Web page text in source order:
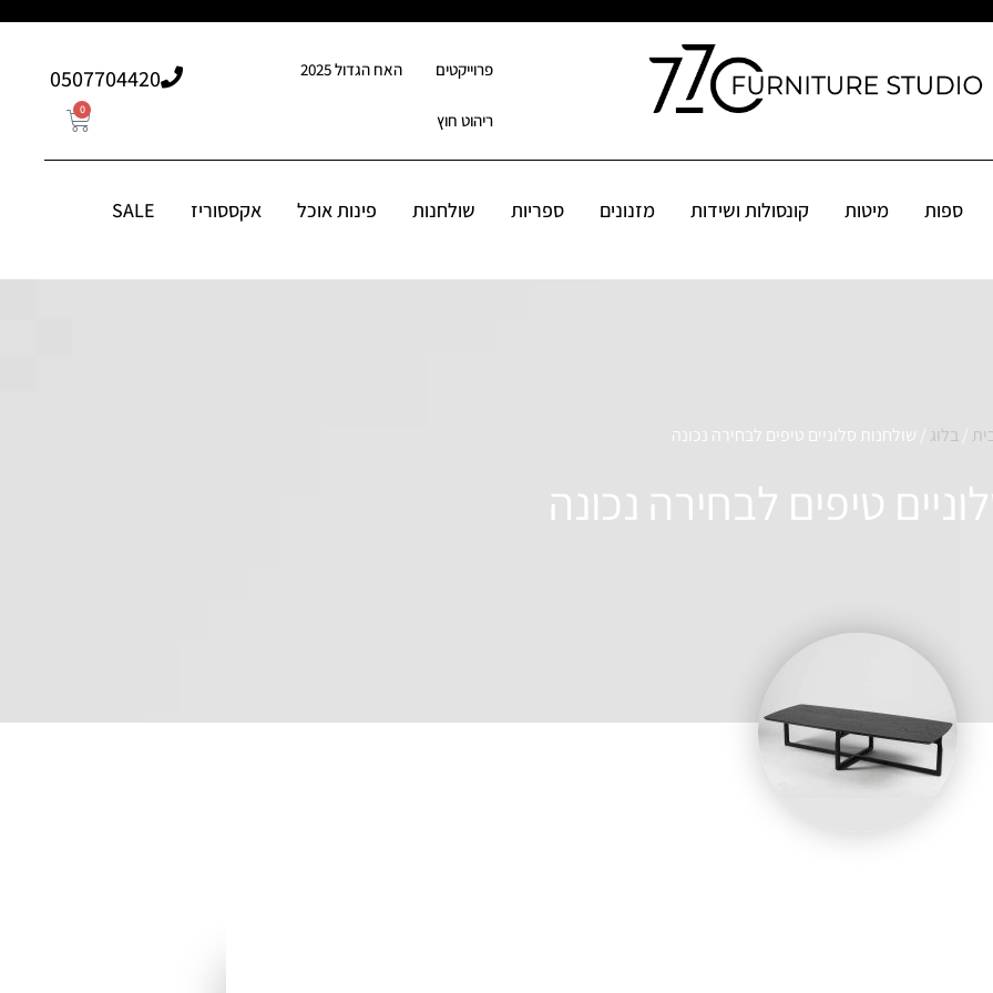
פרוייקטים האח הגדול 2025
ריהוט חוץ
507704420⁩0
0
ספות מיטות קונסולות ושידות מזנונים ספריות שולחנות פינות אוכל אקססוריז SALE
/בלוג / שולחנות סלוניים טיפים לבחירה נכונה
טיפים לבחירה נכונה